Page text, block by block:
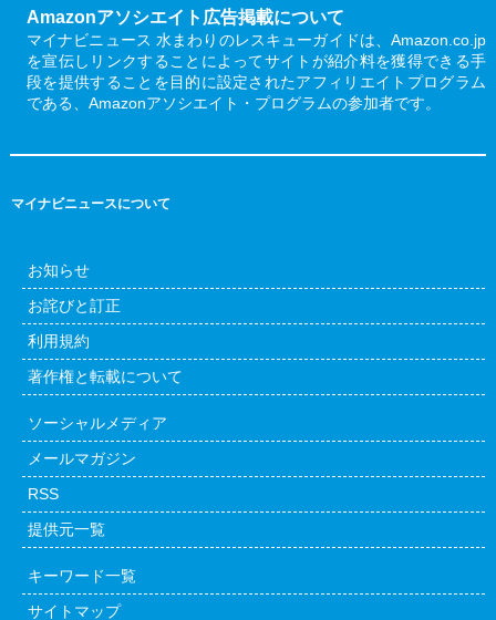
Amazonアソシエイト広告掲載について
マイナビニュース 水まわりのレスキューガイドは、Amazon.co.jp
を宣伝しリンクすることによってサイトが紹介料を獲得できる手
段を提供することを目的に設定されたアフィリエイトプログラム
である、Amazonアソシエイト・プログラムの参加者です。
マイナビニュースについて
お知らせ
お詫びと訂正
利用規約
著作権と転載について
ソーシャルメディア
メールマガジン
RSS
提供元一覧
キーワード一覧
サイトマップ